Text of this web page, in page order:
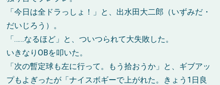
「今日は全ドラっしょ！」と、出水田大二郎（いずみだ・
だいじろう）。
「……なるほど」と、ついつられて大失敗した。
いきなりOBを叩いた。
「次の暫定球も左に行って。もう拾おうか」と、ギブアッ
プもよぎったが「ナイスボギーで上がれた。きょう1日良